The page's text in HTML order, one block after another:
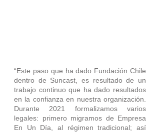
“Este paso que ha dado Fundación Chile
dentro de Suncast, es resultado de un
trabajo continuo que ha dado resultados
en la confianza en nuestra organización.
Durante 2021 formalizamos varios
legales: primero migramos de Empresa
En Un Día, al régimen tradicional; así